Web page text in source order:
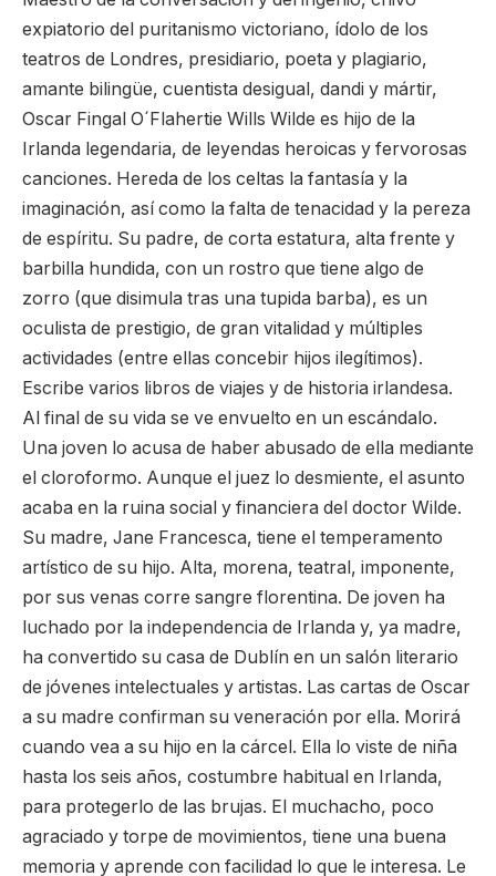
expiatorio del puritanismo victoriano, ídolo de los
teatros de Londres, presidiario, poeta y plagiario,
amante bilingüe, cuentista desigual, dandi y mártir,
Oscar Fingal O´Flahertie Wills Wilde es hijo de la
Irlanda legendaria, de leyendas heroicas y fervorosas
canciones. Hereda de los celtas la fantasía y la
imaginación, así como la falta de tenacidad y la pereza
de espíritu. Su padre, de corta estatura, alta frente y
barbilla hundida, con un rostro que tiene algo de
zorro (que disimula tras una tupida barba), es un
oculista de prestigio, de gran vitalidad y múltiples
actividades (entre ellas concebir hijos ilegítimos).
Escribe varios libros de viajes y de historia irlandesa.
Al final de su vida se ve envuelto en un escándalo.
Una joven lo acusa de haber abusado de ella mediante
el cloroformo. Aunque el juez lo desmiente, el asunto
acaba en la ruina social y financiera del doctor Wilde.
Su madre, Jane Francesca, tiene el temperamento
artístico de su hijo. Alta, morena, teatral, imponente,
por sus venas corre sangre florentina. De joven ha
luchado por la independencia de Irlanda y, ya madre,
ha convertido su casa de Dublín en un salón literario
de jóvenes intelectuales y artistas. Las cartas de Oscar
a su madre confirman su veneración por ella. Morirá
cuando vea a su hijo en la cárcel. Ella lo viste de niña
hasta los seis años, costumbre habitual en Irlanda,
para protegerlo de las brujas. El muchacho, poco
agraciado y torpe de movimientos, tiene una buena
memoria y aprende con facilidad lo que le interesa. Le